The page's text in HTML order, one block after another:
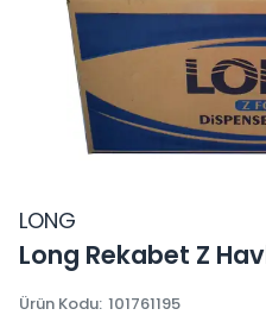
LONG
Long Rekabet Z
Ürün Kodu: 101761195